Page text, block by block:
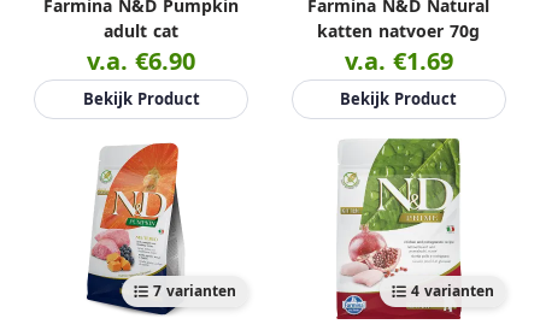
Farmina N&D Pumpkin
adult cat
v.a. €6.90
Bekijk Product
Farmina N&D Natural
katten natvoer 70g
v.a. €1.69
Bekijk Product
7 varianten 4 varianten